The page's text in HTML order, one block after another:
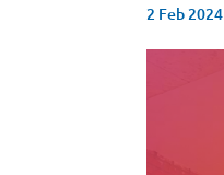
2 Feb 2024